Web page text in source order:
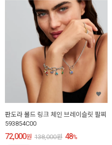
판도라 볼드 링크 체인 브레이슬릿 팔찌
593854C00
72,000원 138,000원 48%